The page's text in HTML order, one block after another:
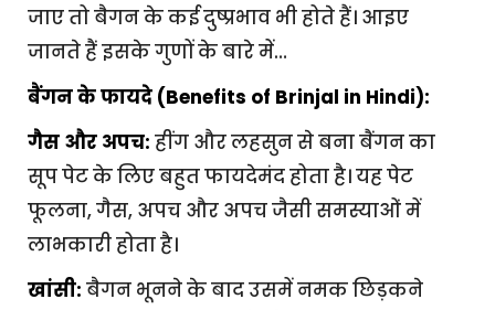
जाए तो बैगन के कई दुष्प्रभाव भी होते हैं। आइए
जानते हैं इसके गुणों के बारे में…
बैंगन के फायदे (Benefits of Brinjal in Hindi):
गैस और अपच: हींग और लहसुन से बना बैंगन का
सूप पेट के लिए बहुत फायदेमंद होता है। यह पेट
फूलना, गैस, अपच और अपच जैसी समस्याओं में
लाभकारी होता है।
खांसी: बैगन भूनने के बाद उसमें नमक छिड़कने